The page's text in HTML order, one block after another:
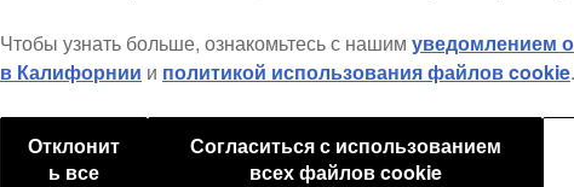
Чтобы узнать больше, ознакомьтесь с нашим уведомлением
в Калифорнии и политикой использования файлов cookie.
Отклонит
ь все
Согласиться с использованием
всех файлов cookie